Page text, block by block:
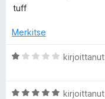
v
o
t
/
tuff
Merkitse
A
i
kirjoittanut
A
kirjoittanut